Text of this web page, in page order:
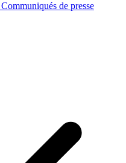
Communiqués de presse